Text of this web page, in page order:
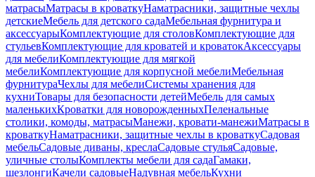
матрасыМатрасы в кроваткуНаматрасники, защитные чехлы
детскиеМебель для детского садаМебельная фурнитура и
аксессуарыКомплектующие для столовКомплектующие для
стульевКомплектующие для кроватей и кроватокАксессуары
для мебелиКомплектующие для мягкой
мебелиКомплектующие для корпусной мебелиМебельная
фурнитураЧехлы для мебелиСистемы хранения для
кухниТовары для безопасности детейМебель для самых
маленькихКроватки для новорожденныхПеленальные
столики, комоды, матрасыМанежи, кровати-манежиМатрасы в
кроваткуНаматрасники, защитные чехлы в кроваткуСадовая
мебельСадовые диваны, креслаСадовые стульяСадовые,
уличные столыКомплекты мебели для садаГамаки,
шезлонгиКачели садовыеНадувная мебельКухни